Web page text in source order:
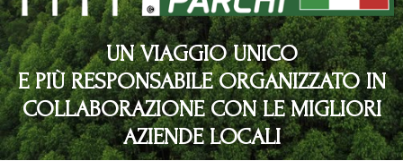
UN VIAGGIO UNICO
E PIÙ RESPONSABILE ORGANIZZATO IN
COLLABORAZIONE CON LE MIGLIORI
AZIENDE LOCALI